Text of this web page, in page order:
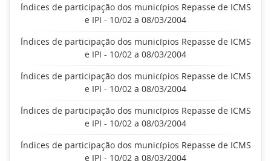
Índices de participação dos municípios Repasse de ICMS
e IPI - 10/02 a 08/03/2004
Índices de participação dos municípios Repasse de ICMS
e IPI - 10/02 a 08/03/2004
Índices de participação dos municípios Repasse de ICMS
e IPI - 10/02 a 08/03/2004
Índices de participação dos municípios Repasse de ICMS
e IPI - 10/02 a 08/03/2004
Índices de participação dos municípios Repasse de ICMS
e IPI - 10/02 a 08/03/2004